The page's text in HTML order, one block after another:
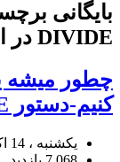
بایگانی
DIVIDE در اتوکد
چطور میشه
کنیم-دستور DIVIDE در اتوکد
یکشنبه ، 14 اکتبر